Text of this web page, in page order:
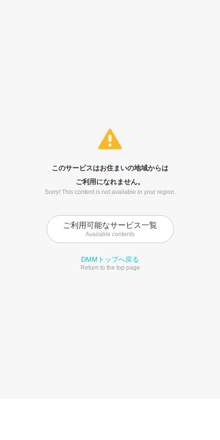
このサービスはお住まいの地域からは
ご利用になれません。
Sorry! This content is not available in your region.
ご利用可能なサービス一覧
Available contents
DMMトップへ戻る
Return to the top page